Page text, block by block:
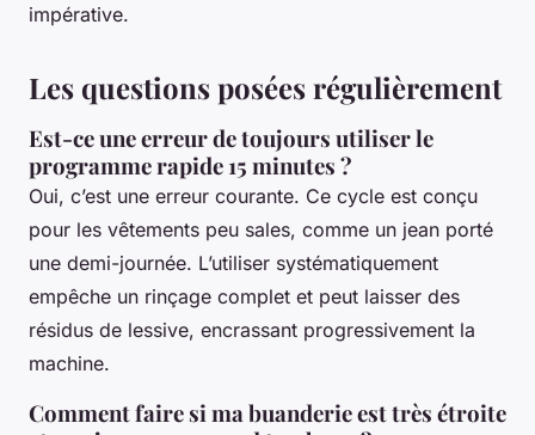
impérative.
Les questions posées régulièrement
Est-ce une erreur de toujours utiliser le
programme rapide 15 minutes ?
Oui, c’est une erreur courante. Ce cycle est conçu
pour les vêtements peu sales, comme un jean porté
une demi-journée. L’utiliser systématiquement
empêche un rinçage complet et peut laisser des
résidus de lessive, encrassant progressivement la
machine.
Comment faire si ma buanderie est très étroite